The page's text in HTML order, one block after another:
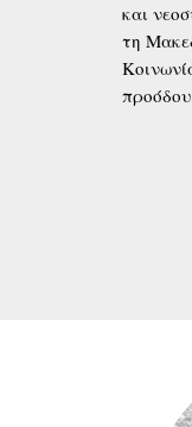
και
τη